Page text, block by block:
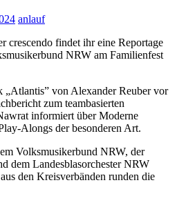
anlauf
crescendo findet ihr eine Reportage
NRW am Familienfest
„Atlantis” von Alexander Reuber vor
zum teambasierten
informiert über Moderne
Alongs der besonderen Art.
Volksmusikerbund NRW, der
dem Landesblasorchester NRW
den Kreisverbänden runden die